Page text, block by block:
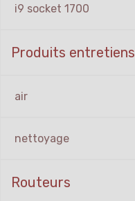
i9 socket 1700
Produits entretiens
air
nettoyage
Routeurs